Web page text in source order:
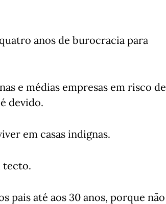
anos de burocracia para
e médias empresas em risco de
devido.
em casas indignas.
tecto.
pais até aos 30 anos, porque não